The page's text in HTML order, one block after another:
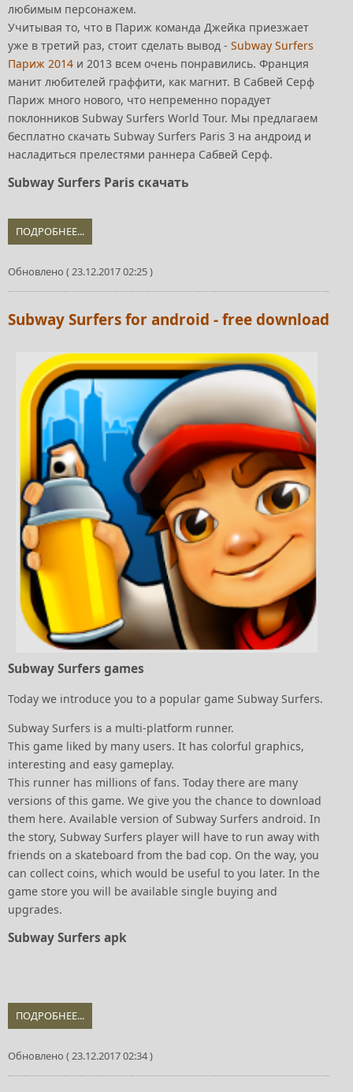
любимым персонажем.
Учитывая то, что в Париж команда Джейка приезжает
уже в третий раз, стоит сделать вывод - Subway Surfers
Париж 2014 и 2013 всем очень понравились. Франция
манит любителей граффити, как магнит. В Сабвей Серф
Париж много нового, что непременно порадует
поклонников Subway Surfers World Tour. Мы предлагаем
бесплатно скачать Subway Surfers Paris 3 на андроид и
насладиться прелестями раннера Сабвей Серф.
Subway Surfers Paris скачать
ПОДРОБНЕЕ...
Обновлено ( 23.12.2017 02:25 )
Subway Surfers for android - free download
Subway Surfers games
Today we introduce you to a popular game Subway Surfers.
Subway Surfers is a multi-platform runner.
This game liked by many users. It has colorful graphics,
interesting and easy gameplay.
This runner has millions of fans. Today there are many
versions of this game. We give you the chance to download
them here. Available version of Subway Surfers android. In
the story, Subway Surfers player will have to run away with
friends on a skateboard from the bad cop. On the way, you
can collect coins, which would be useful to you later. In the
game store you will be available single buying and
upgrades.
Subway Surfers apk
ПОДРОБНЕЕ...
Обновлено ( 23.12.2017 02:34 )